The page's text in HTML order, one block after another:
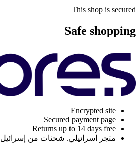
This shop is secured
Safe shopping
Encrypted site
Secured payment page
Returns up to 14 days free
متجر اسرائيلي. شحنات من إسرائيل